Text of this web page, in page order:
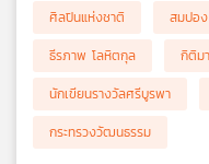
ศิลปินแห่งชาติ
สมปอ
ธีรภาพ โลหิตกุล
กิติม
นักเขียนรางวัลศรีบูรพา
กระทรวงวัฒนธรรม